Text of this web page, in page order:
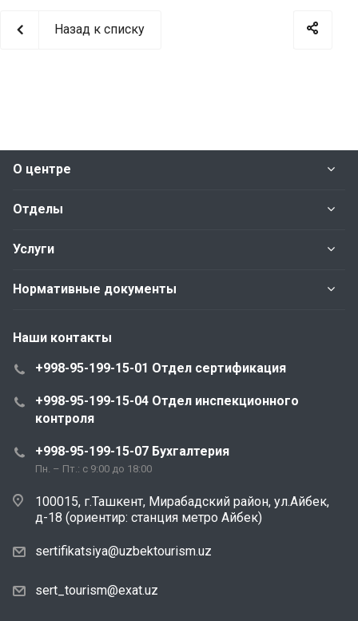
Назад к списку
О центре
Отделы
Услуги
Нормативные документы
Наши контакты
+998-95-199-15-01 Отдел сертификация
+998-95-199-15-04 Отдел инспекционного
контроля
+998-95-199-15-07 Бухгалтерия
Пн. – Пт.: с 9:00 до 18:00
100015, г.Ташкент, Мирабадский район, ул.Айбек,
д-18 (ориентир: станция метро Айбек)
sertifikatsiya@uzbektourism.uz
sert_tourism@exat.uz